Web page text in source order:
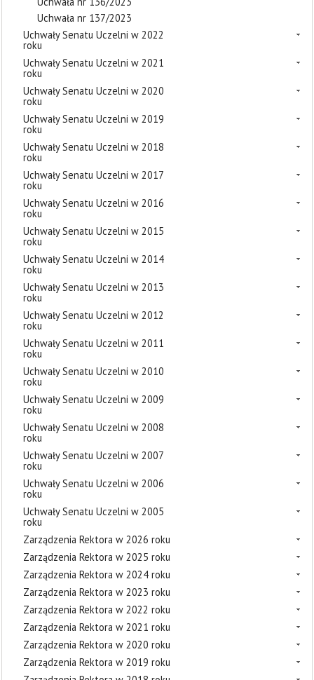
Uchwała nr 137/2023
Uchwały Senatu Uczelni w 2022
roku
Uchwały Senatu Uczelni w 2021
roku
Uchwały Senatu Uczelni w 2020
roku
Uchwały Senatu Uczelni w 2019
roku
Uchwały Senatu Uczelni w 2018
roku
Uchwały Senatu Uczelni w 2017
roku
Uchwały Senatu Uczelni w 2016
roku
Uchwały Senatu Uczelni w 2015
roku
Uchwały Senatu Uczelni w 2014
roku
Uchwały Senatu Uczelni w 2013
roku
Uchwały Senatu Uczelni w 2012
roku
Uchwały Senatu Uczelni w 2011
roku
Uchwały Senatu Uczelni w 2010
roku
Uchwały Senatu Uczelni w 2009
roku
Uchwały Senatu Uczelni w 2008
roku
Uchwały Senatu Uczelni w 2007
roku
Uchwały Senatu Uczelni w 2006
roku
Uchwały Senatu Uczelni w 2005
roku
Zarządzenia Rektora w 2026 roku
Zarządzenia Rektora w 2025 roku
Zarządzenia Rektora w 2024 roku
Zarządzenia Rektora w 2023 roku
Zarządzenia Rektora w 2022 roku
Zarządzenia Rektora w 2021 roku
Zarządzenia Rektora w 2020 roku
Zarządzenia Rektora w 2019 roku